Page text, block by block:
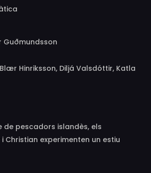
Guðmundsson
Hinriksson, Diljá Valsdóttir, Katla
Filippusdóttir, Sveinn Ólafur
Malling, Nanna Kristín Magnúsdóttir,
Þórdís Karlsdóttir, Rán
de pescadors islandès, els
Christian experimenten un estiu
tracta de conquistar una noia
els seus sentiments cap al seu